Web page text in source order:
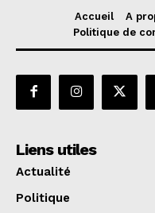
Accueil A
Politique de
Liens utiles
Actualité
Politique